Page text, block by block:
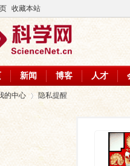
收藏本站
新闻 博客 人才
的中心 隐私提醒